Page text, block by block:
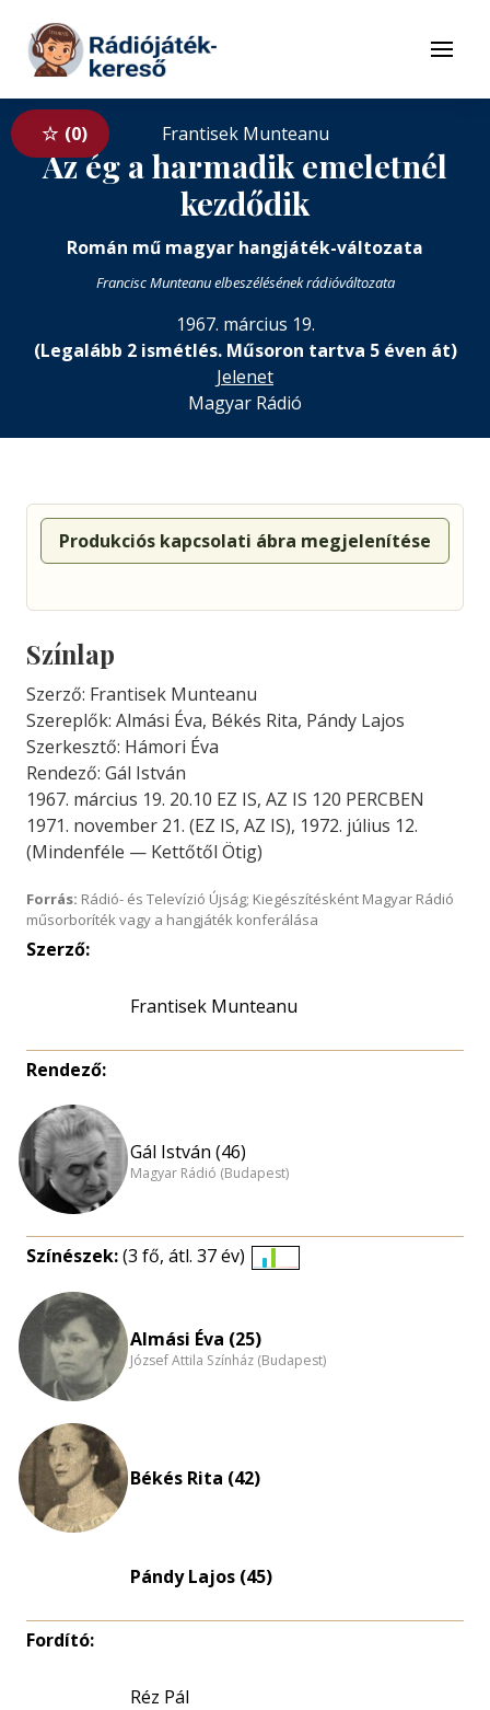
Tovább a tartalomhoz
Menü
0 Frantisek Munteanu
Az ég a harmadik emeletnél
kezdődik
Román mű magyar hangjáték-változata
Francisc Munteanu elbeszélésének rádióváltozata
1967. március 19.
(Legalább 2 ismétlés. Műsoron tartva 5 éven át)
Jelenet
Magyar Rádió
Produkciós kapcsolati ábra megjelenítése
Színlap
Szerző: Frantisek Munteanu
Szereplők: Almási Éva, Békés Rita, Pándy Lajos
Szerkesztő: Hámori Éva
Rendező: Gál István
1967. március 19. 20.10 EZ IS, AZ IS 120 PERCBEN
1971. november 21. (EZ IS, AZ IS), 1972. július 12.
(Mindenféle — Kettőtől Ötig)
Forrás: Rádió- és Televízió Újság; Kiegészítésként Magyar Rádió
műsorboríték vagy a hangjáték konferálása
Szerző:
Frantisek Munteanu
Rendező:
Gál István (46)
Magyar Rádió (Budapest)
Színészek:(3 fő, átl. 37 év)
Almási Éva (25)
József Attila Színház (Budapest)
Békés Rita (42)
Pándy Lajos (45)
Fordító:
Réz Pál